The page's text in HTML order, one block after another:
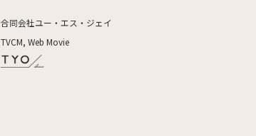
合同会社ユー・エス・ジェイ
TVCM, Web Movie